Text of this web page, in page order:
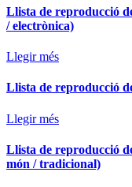
Llista de reproducció
/ electrònica)
Llegir més
Llista de reproducció
Llegir més
Llista de reproducció
món / tradicional)